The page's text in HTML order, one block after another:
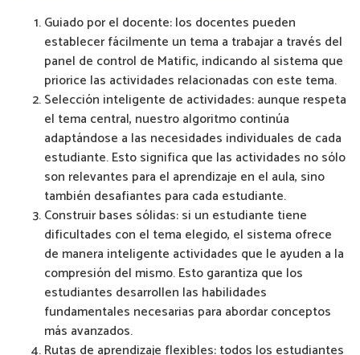
Guiado por el docente: los docentes pueden
establecer fácilmente un tema a trabajar a través del
panel de control de Matific, indicando al sistema que
priorice las actividades relacionadas con este tema.
Selección inteligente de actividades: aunque respeta
el tema central, nuestro algoritmo continúa
adaptándose a las necesidades individuales de cada
estudiante. Esto significa que las actividades no sólo
son relevantes para el aprendizaje en el aula, sino
también desafiantes para cada estudiante.
Construir bases sólidas: si un estudiante tiene
dificultades con el tema elegido, el sistema ofrece
de manera inteligente actividades que le ayuden a la
compresión del mismo. Esto garantiza que los
estudiantes desarrollen las habilidades
fundamentales necesarias para abordar conceptos
más avanzados.
Rutas de aprendizaje flexibles: todos los estudiantes